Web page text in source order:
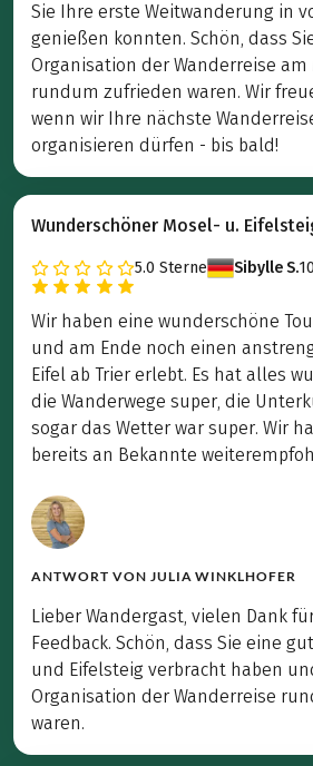
Sie Ihre erste Weitwanderung in
genießen konnten. Schön, dass
Organisation der Wanderreise am
rundum zufrieden waren. Wir
wenn wir Ihre nächste
organisieren dürfen - bis bald!
Wunderschöner Mosel- u.
5.0 Sterne Sibylle S.
Wir haben eine wunderschöne
und am Ende noch einen
Eifel ab Trier erlebt. Es hat alles
die Wanderwege super, die
sogar das Wetter war super. Wir
bereits an Bekannte
ANTWORT VON JULIA WINKLHOFER
Lieber Wandergast, vielen Dank
Feedback. Schön, dass Sie eine
und Eifelsteig verbracht haben
Organisation der Wanderreise
waren.